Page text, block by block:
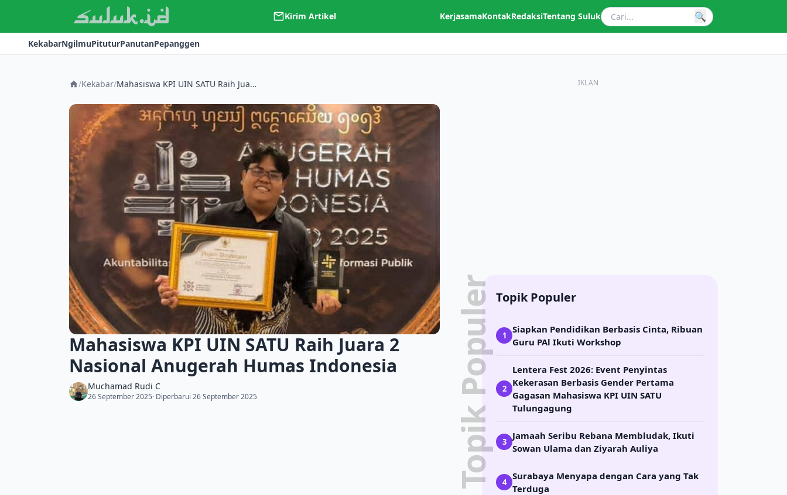
Kirim Artikel KerjasamaKontakRedaksiTentang Suluk 🔍
KekabarNgilmuPituturPanutanPepanggen
/Kekabar/ Mahasiswa KPI UIN SATU Raih Juara 2 Nasional Anugerah Humas Indonesia
Mahasiswa KPI UIN SATU Raih Juara 2
Nasional Anugerah Humas Indonesia
Muchamad Rudi C
26 September 2025· Diperbarui 26 September 2025
IKLAN
Topik PopulerTopik Populer
1
Siapkan Pendidikan Berbasis Cinta, Ribuan
Guru PAl Ikuti Workshop
2
Lentera Fest 2026: Event Penyintas
Kekerasan Berbasis Gender Pertama
Gagasan Mahasiswa KPI UIN SATU
Tulungagung
3
Jamaah Seribu Rebana Membludak, Ikuti
Sowan Ulama dan Ziyarah Auliya
4
Surabaya Menyapa dengan Cara yang Tak
Terduga